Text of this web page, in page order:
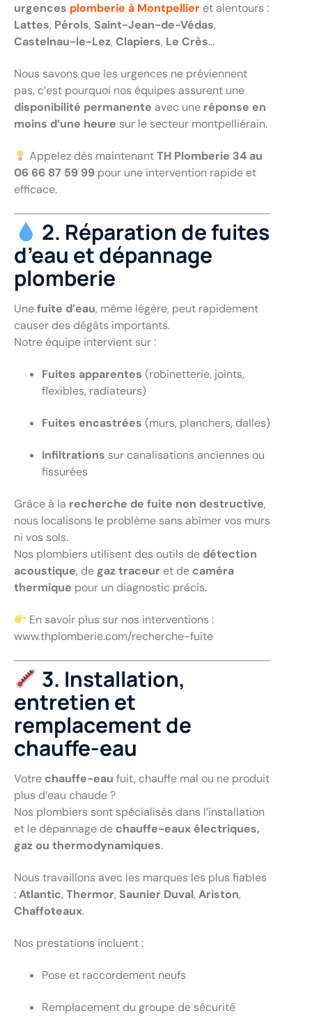
urgences plomberie à Montpellier et alentours :
Lattes, Pérols, Saint-Jean-de-Védas,
Castelnau-le-Lez, Clapiers, Le Crès…
Nous savons que les urgences ne préviennent
pas, c’est pourquoi nos équipes assurent une
disponibilité permanente avec une réponse en
moins d’une heure sur le secteur montpelliérain.
Appelez dès maintenantTH Plomberie 34 au
06 66 87 59 99 pour une intervention rapide et
efficace.
2. Réparation de fuites
d’eau et dépannage
plomberie
Unefuite d’eau, même légère, peut rapidement
causer des dégâts importants.
Notre équipe intervient sur :
Fuites apparentes (robinetterie, joints,
flexibles, radiateurs)
Fuites encastrées (murs, planchers, dalles)
Infiltrations sur canalisations anciennes ou
fissurées
Grâce à la recherche de fuite non destructive,
nous localisons le problème sans abîmer vos murs
ni vos sols.
Nos plombiers utilisent des outils de détection
acoustique, de gaz traceur et de caméra
thermique pour un diagnostic précis.
En savoir plus sur nos interventions :
www.thplomberie.com/recherche-fuite
3. Installation,
entretien et
remplacement de
chauffe-eau
Votre chauffe-eau fuit, chauffe mal ou ne produit
plus d’eau chaude ?
Nos plombiers sont spécialisés dans l’installation
et le dépannage de chauffe-eaux électriques,
gaz ou thermodynamiques.
Nous travaillons avec les marques les plus fiables
:Atlantic, Thermor, Saunier Duval, Ariston,
Chaffoteaux.
Nos prestations incluent :
Pose et raccordement neufs
Remplacement du groupe de sécurité